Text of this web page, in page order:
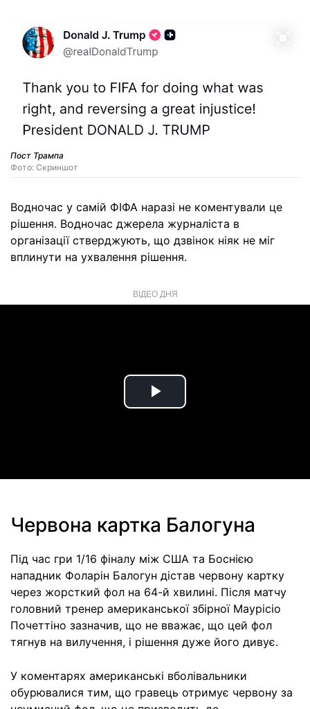
Пост Трампа
Фото: Скриншот
Водночас у самій ФІФА наразі не коментували це
рішення. Водночас джерела журналіста в
організації стверджують, що дзвінок ніяк не міг
вплинути на ухвалення рішення.
ВІДЕО ДНЯ
Play
Червона картка Балогуна
Під час гри 1/16 фіналу між США та Боснією
нападник Фоларін Балогун дістав червону картку
через жорсткий фол на 64-й хвилині. Після матчу
головний тренер американської збірної Маурісіо
Почеттіно зазначив, що не вважає, що цей фол
тягнув на вилучення, і рішення дуже його дивує.
У коментарях американські вболівальники
обурювалися тим, що гравець отримує червону за